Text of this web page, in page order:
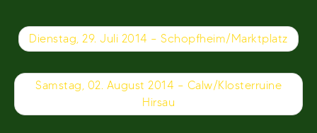
Beitragsnavigation
Dienstag, 29. Juli 2014 – Schopfheim/Marktplatz
Samstag, 02. August 2014 – Calw/Klosterruine
Hirsau